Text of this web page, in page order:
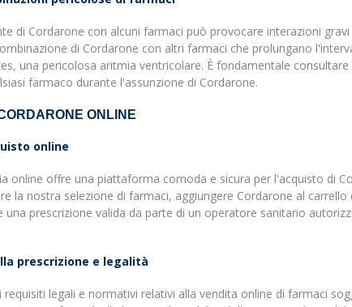
di Cordarone con alcuni farmaci può provocare interazioni
di Cordarone con altri farmaci che prolungano
una pericolosa aritmia ventricolare. È fondamentale
farmaco durante l'assunzione di Cordarone.
ONLINE
online
online offre una piattaforma comoda e sicura per l'acquisto di
la nostra selezione di farmaci, aggiungere Cordarone al
una prescrizione valida da parte di un operatore sanitario
prescrizione e legalità
legali e normativi relativi alla vendita online di farmaci